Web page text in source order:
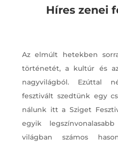
Híres zenei
Az elmúlt hetekben
történetét, a kultúr és
nagyvilágból. Ezúttal
fesztivált szedtünk egy
nálunk itt a Sziget
egyik
világban számos